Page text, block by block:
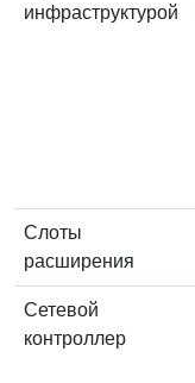
инфраструктурой
Слоты
расширения
Сетевой
контроллер